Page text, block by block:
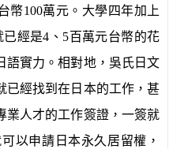
幣100萬元。大學四年加上
已經是4、5百萬元台幣的花
語實力。相對地，吳氏日文
已經找到在日本的工作，甚
業人才的工作簽證，一簽就
以申請日本永久居留權，